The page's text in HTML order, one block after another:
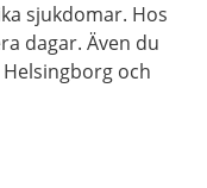
sjukdomar. Hos
dagar. Även du
och